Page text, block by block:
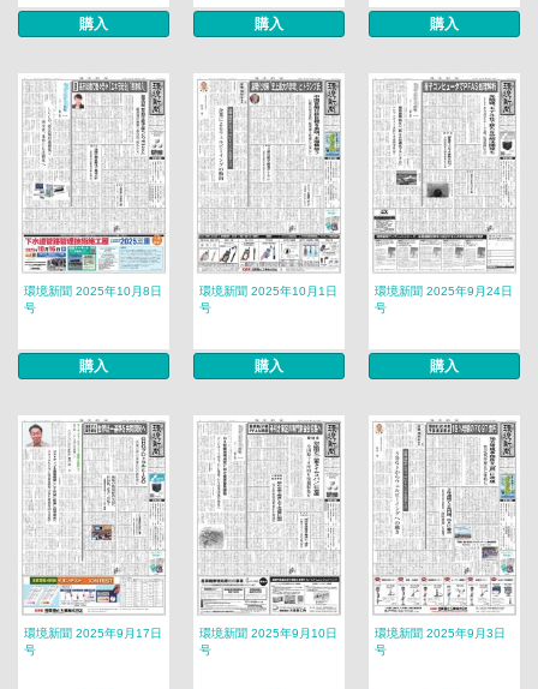
購入 購入 購入
環境新聞 2025年10月8日
号
購入
環境新聞 2025年10月1日
号
購入
環境新聞 2025年9月24日
号
購入
環境新聞 2025年9月17日
号
環境新聞 2025年9月10日
号
環境新聞 2025年9月3日
号